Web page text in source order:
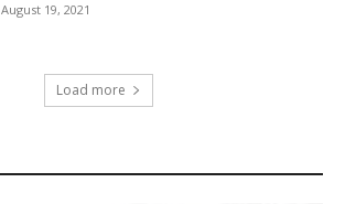
August 19, 2021
Load more